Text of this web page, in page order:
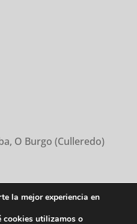
O Burgo (Culleredo)
la mejor experiencia en
cookies utilizamos o